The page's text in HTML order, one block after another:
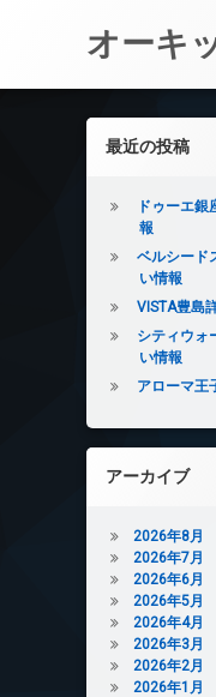
オーキ
左サイドバ
最近の投稿
ドゥーエ
報
ベルシード
い情報
VISTA豊島
シティウォ
い情報
アローマ王
アーカイブ
2026年8月
2026年7月
2026年6月
2026年5月
2026年4月
2026年3月
2026年2月
2026年1月